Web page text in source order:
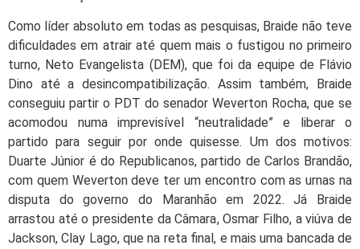
Como líder absoluto em todas as pesquisas, Braide não teve
dificuldades em atrair até quem mais o fustigou no primeiro
turno, Neto Evangelista (DEM), que foi da equipe de Flávio
Dino até a desincompatibilização. Assim também, Braide
conseguiu partir o PDT do senador Weverton Rocha, que se
acomodou numa imprevisível “neutralidade” e liberar o
partido para seguir por onde quisesse. Um dos motivos:
Duarte Júnior é do Republicanos, partido de Carlos Brandão,
com quem Weverton deve ter um encontro com as urnas na
disputa do governo do Maranhão em 2022. Já Braide
arrastou até o presidente da Câmara, Osmar Filho, a viúva de
Jackson, Clay Lago, que na reta final, e mais uma bancada de